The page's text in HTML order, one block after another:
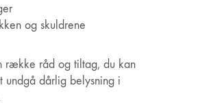
og skuldrene
række råd og tiltag, du kan
undgå dårlig belysning i